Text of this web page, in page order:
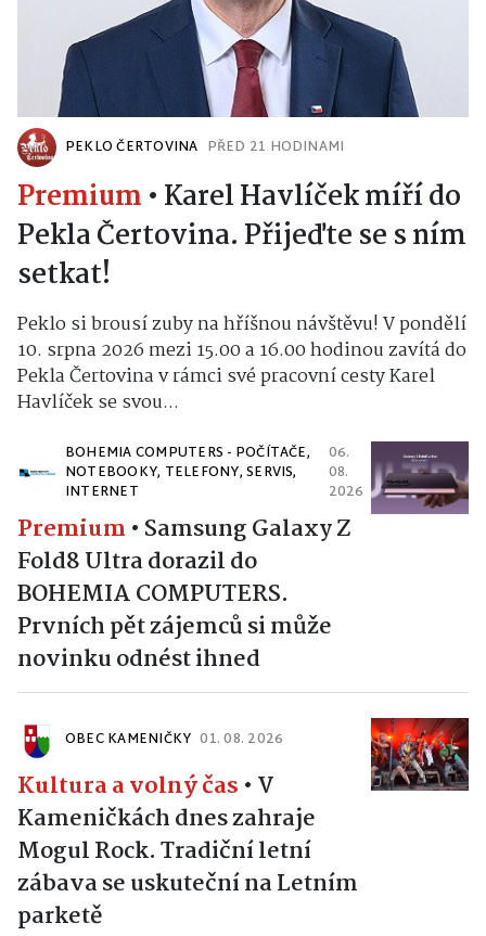
PEKLO ČERTOVINA PŘED 21 HODINAMI
Premium • Karel Havlíček míří do
Pekla Čertovina. Přijeďte se s ním
setkat!
Peklo si brousí zuby na hříšnou návštěvu! V pondělí
10. srpna 2026 mezi 15.00 a 16.00 hodinou zavítá do
Pekla Čertovina v rámci své pracovní cesty Karel
Havlíček se svou...
BOHEMIA COMPUTERS - POČÍTAČE,
NOTEBOOKY, TELEFONY, SERVIS,
INTERNET
06.
08.
2026
Premium • Samsung Galaxy Z
Fold8 Ultra dorazil do
BOHEMIA COMPUTERS.
Prvních pět zájemců si může
novinku odnést ihned
OBEC KAMENIČKY 01. 08. 2026
Kultura a volný čas • V
Kameničkách dnes zahraje
Mogul Rock. Tradiční letní
zábava se uskuteční na Letním
parketě